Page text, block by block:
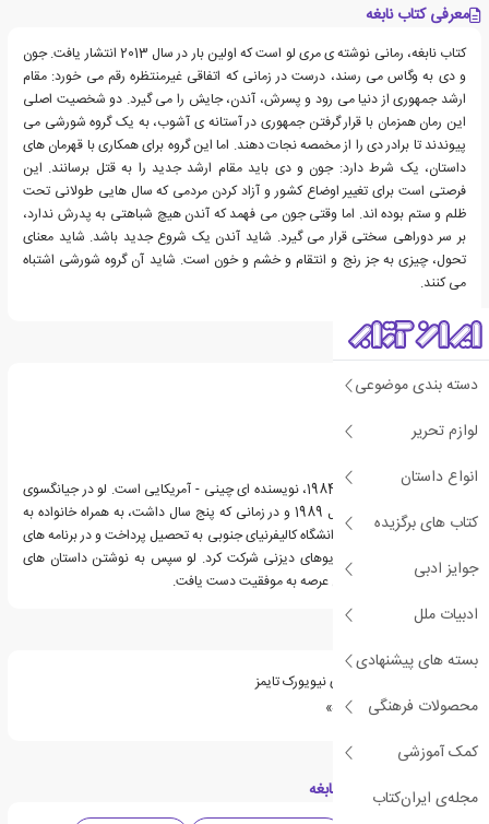
دسته بندی موضوعی
لوازم تحریر
انواع داستان
کتاب های برگزیده
جوایز ادبی
ادبیات ملل
بسته های پیشنهادی
محصولات فرهنگی
کمک آموزشی
مجله‌ی ایران‌کتاب
معرفی کتاب نابغه
کتاب نابغه، رمانی نوشته ی مری لو است که اولین بار در سال 2013 انتشار یافت. جون
و دی به وگاس می رسند، درست در زمانی که اتفاقی غیرمنتظره رقم می خورد: مقام
ارشد جمهوری از دنیا می رود و پسرش، آندن، جایش را می گیرد. دو شخصیت اصلی
این رمان همزمان با قرار گرفتن جمهوری در آستانه ی آشوب، به یک گروه شورشی می
پیوندند تا برادر دی را از مخمصه نجات دهند. اما این گروه برای همکاری با قهرمان های
داستان، یک شرط دارد: جون و دی باید مقام ارشد جدید را به قتل برسانند. این
فرصتی است برای تغییر اوضاع کشور و آزاد کردن مردمی که سال هایی طولانی تحت
ظلم و ستم بوده اند. اما وقتی جون می فهمد که آندن هیچ شباهتی به پدرش ندارد،
بر سر دوراهی سختی قرار می گیرد. شاید آندن یک شروع جدید باشد. شاید معنای
تحول، چیزی به جز رنج و انتقام و خشم و خون است. شاید آن گروه شورشی اشتباه
می کنند.
درباره مری لو
مری لو، زاده ی 11 جولای 1984، نویسنده ای چینی - آمریکایی است. لو در جیانگسوی
چین به دنیا آمد و در سال 1989 و در زمانی که پنج سال داشت، به همراه خانواده به
ایالات متحده آمد. او در دانشگاه کالیفرنیای جنوبی به تحصیل پرداخت و در برنامه های
آموزشی و تعاملی استودیوهای دیزنی شرکت کرد. لو سپس به نوشتن داستان های
نوجوان روی آورد و در این عرصه به موفقیت دست یافت.
از پرفروش ترین کتاب های نیویورک تایمز
جلد دوم مجموعه «افسانه»
دسته بندی های کتاب نابغه